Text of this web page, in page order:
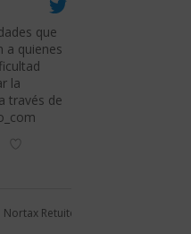
que
a quienes
la
través de
Nortax Retuiteado